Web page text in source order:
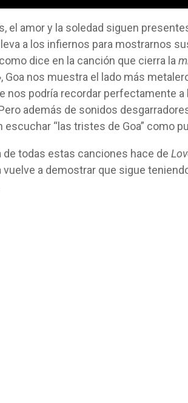
el amor y la soledad siguen
a los infiernos para mostrarnos
dice en la canción que cierra la
Goa nos muestra el lado más
nos podría recordar perfectamente a
además de sonidos
escuchar “las tristes de Goa” como
de todas estas canciones hace de
vuelve a demostrar que sigue